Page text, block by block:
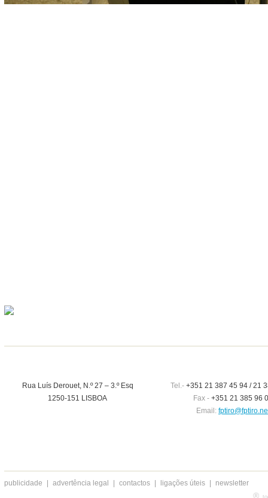
Rua Luís Derouet, N.º 27 – 3.º Esq
1250-151 LISBOA
Tel.-+351 21 387 45 94 / 21
Fax - +351 21 385 96
Email:
publicidade advertência legal contactos ligações úteis newsletter
®